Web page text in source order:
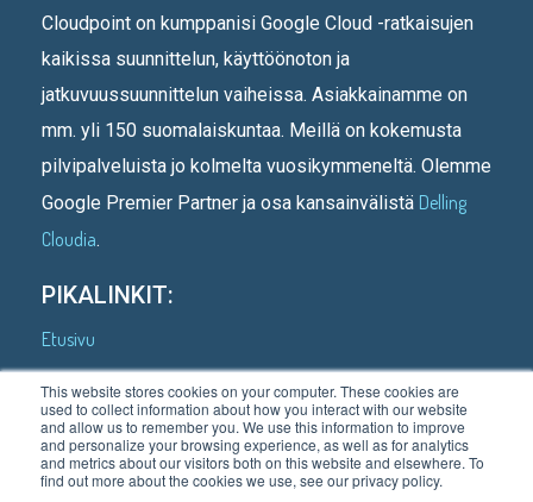
This website stores cookies on your computer. These cookies are
used to collect information about how you interact with our website
and allow us to remember you. We use this information to improve
and personalize your browsing experience, as well as for analytics
and metrics about our visitors both on this website and elsewhere. To
find out more about the cookies we use, see our privacy policy.
Cloudpoint on kumppanisi Google Cloud -ratkaisujen
kaikissa suunnittelun, käyttöönoton ja
jatkuvuussuunnittelun vaiheissa. Asiakkainamme on
mm. yli 150 suomalaiskuntaa. Meillä on kokemusta
pilvipalveluista jo kolmelta vuosikymmeneltä. Olemme
Google Premier Partner ja osa kansainvälistä Delling
Cloudia.
PIKALINKIT:
Etusivu
Kenelle teemme
Asiakastarinoita
Mitä teemme